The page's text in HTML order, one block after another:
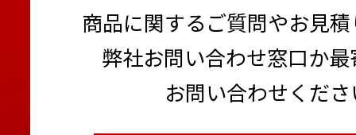
商品に関するご質問やお見
弊社お問い合わせ窓口か
お問い合わせくだ